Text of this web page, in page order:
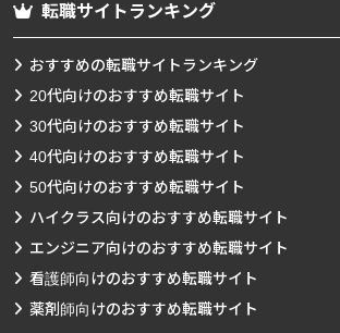
転職サイトランキング
おすすめの転職サイトランキング
20代向けのおすすめ転職サイト
30代向けのおすすめ転職サイト
40代向けのおすすめ転職サイト
50代向けのおすすめ転職サイト
ハイクラス向けのおすすめ転職サイト
エンジニア向けのおすすめ転職サイト
看護師向けのおすすめ転職サイト
薬剤師向けのおすすめ転職サイト